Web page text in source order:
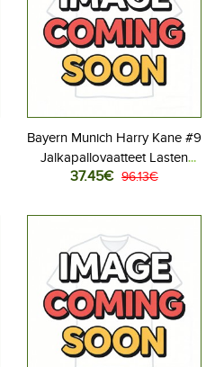
Bayern Munich Harry Kane #9
Jalkapallovaatteet Lasten
Vieraspeliasu 2026-27
housut)
37.45€ 96.13€